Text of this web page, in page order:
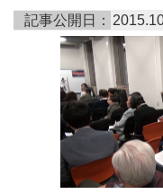
記事公開日：